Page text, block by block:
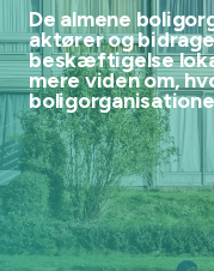
De almene
aktører og
beskæftigelse
mere viden om,